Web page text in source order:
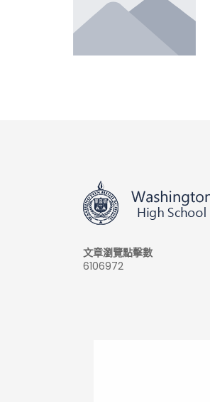
文章瀏覽點擊數
6106972